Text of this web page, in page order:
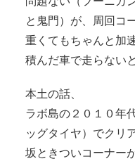
と鬼門）が、周回コ
重くてもちゃんと加
積んだ車で走らない
本土の話、
ラボ島の２０１０年
ッグタイヤ）でクリア
坂ときついコーナー